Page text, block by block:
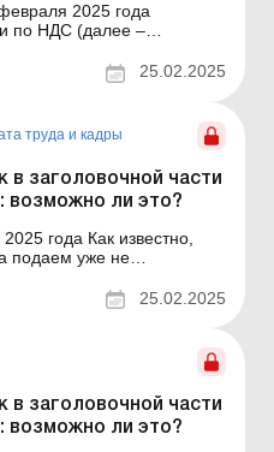
2025 года
по НДС (далее –
входной НДС в
кодекса (далее –
25.02.2025
труда и кадры
в заголовочной части
возможно ли это?
известно,
подаем уже не
в пользу
лиц, и сумм
...
25.02.2025
в заголовочной части
возможно ли это?